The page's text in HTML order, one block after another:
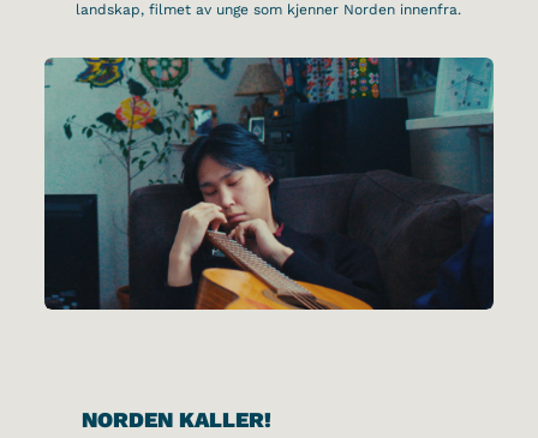
landskap, filmet av unge som kjenner Norden innenfra.
NORDEN KALLER!